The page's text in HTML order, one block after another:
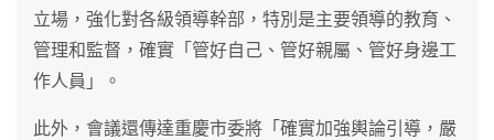
立場，強化對各級領導幹部，特別是主要領導的教育、
管理和監督，確實「管好自己、管好親屬、管好身邊工
作人員」。
此外，會議還傳達重慶市委將「確實加強輿論引導，嚴